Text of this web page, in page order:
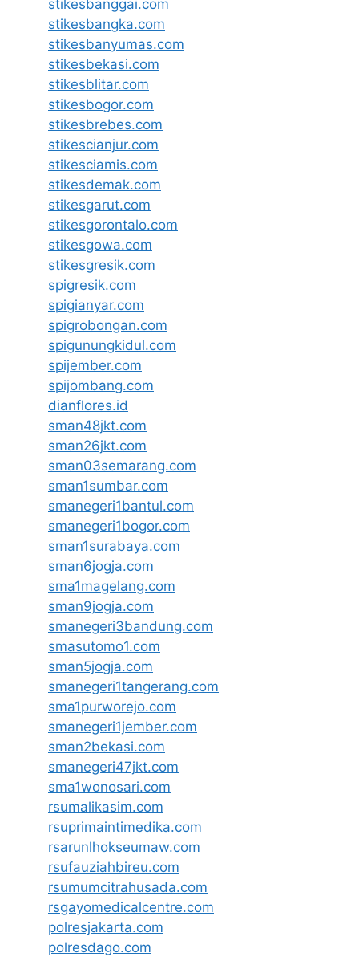
stikesbanggai.com
stikesbangka.com
stikesbanyumas.com
stikesbekasi.com
stikesblitar.com
stikesbogor.com
stikesbrebes.com
stikescianjur.com
stikesciamis.com
stikesdemak.com
stikesgarut.com
stikesgorontalo.com
stikesgowa.com
stikesgresik.com
spigresik.com
spigianyar.com
spigrobongan.com
spigunungkidul.com
spijember.com
spijombang.com
dianflores.id
sman48jkt.com
sman26jkt.com
sman03semarang.com
sman1sumbar.com
smanegeri1bantul.com
smanegeri1bogor.com
sman1surabaya.com
sman6jogja.com
sma1magelang.com
sman9jogja.com
smanegeri3bandung.com
smasutomo1.com
sman5jogja.com
smanegeri1tangerang.com
sma1purworejo.com
smanegeri1jember.com
sman2bekasi.com
smanegeri47jkt.com
sma1wonosari.com
rsumalikasim.com
rsuprimaintimedika.com
rsarunlhokseumaw.com
rsufauziahbireu.com
rsumumcitrahusada.com
rsgayomedicalcentre.com
polresjakarta.com
polresdago.com